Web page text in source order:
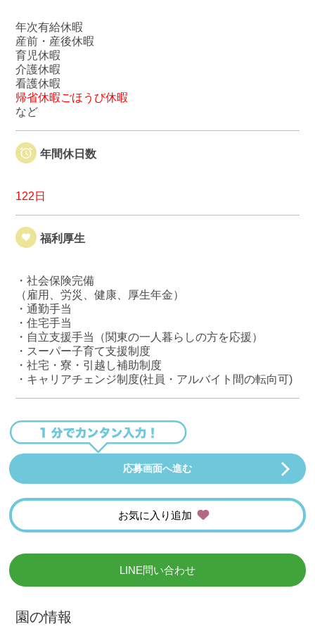
年次有給休暇
産前・産後休暇
育児休暇
介護休暇
看護休暇
帰省休暇ごほうび休暇
など
年間休日数
122日
福利厚生
・社会保険完備
（雇用、労災、健康、厚生年金）
・通勤手当
・住宅手当
・自立支援手当（関東の一人暮らしの方を応援）
・スーパー子育て支援制度
・社宅・寮・引越し補助制度
・キャリアチェンジ制度(社員・アルバイト間の転向可)
応募画面へ進む
お気に入り追加
LINE問い合わせ
園の情報